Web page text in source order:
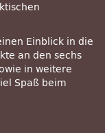
Einblick in die
an den sechs
in weitere
Spaß beim